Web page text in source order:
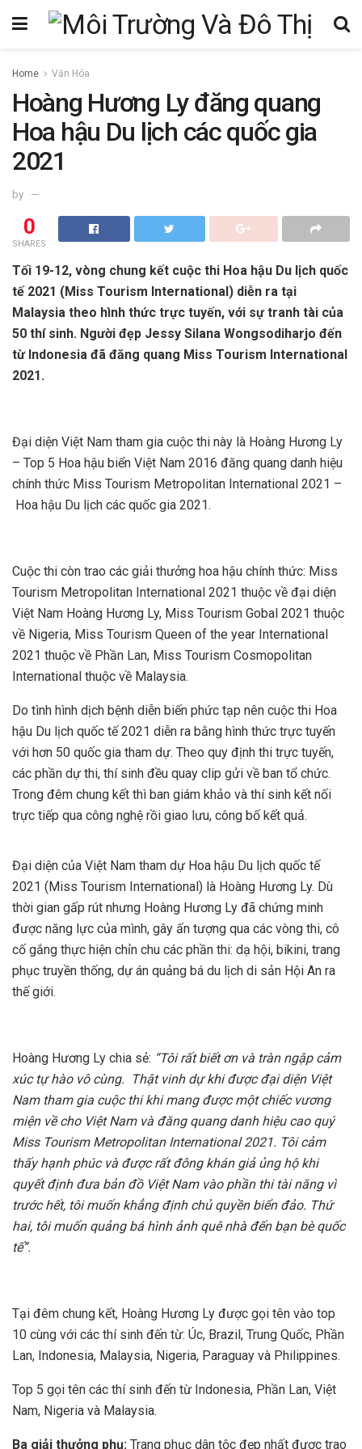
Home Văn Hóa
Hoàng Hương Ly đăng quang
Hoa hậu Du lịch các quốc gia
2021
by
0
SHARES
Tối 19-12, vòng chung kết cuộc thi Hoa hậu Du lịch quốc
tế 2021 (Miss Tourism International) diễn ra tại
Malaysia theo hình thức trực tuyến, với sự tranh tài của
50 thí sinh. Người đẹp Jessy Silana Wongsodiharjo đến
từ Indonesia đã đăng quang Miss Tourism International
2021.
Đại diện Việt Nam tham gia cuộc thi này là Hoàng Hương Ly
– Top 5 Hoa hậu biển Việt Nam 2016 đăng quang danh hiệu
chính thức Miss Tourism Metropolitan International 2021 –
Hoa hậu Du lịch các quốc gia 2021.
Cuộc thi còn trao các giải thưởng hoa hậu chính thức: Miss
Tourism Metropolitan International 2021 thuộc về đại diện
Việt Nam Hoàng Hương Ly, Miss Tourism Gobal 2021 thuộc
về Nigeria, Miss Tourism Queen of the year International
2021 thuộc về Phần Lan, Miss Tourism Cosmopolitan
International thuộc về Malaysia.
Do tình hình dịch bệnh diễn biến phức tạp nên cuộc thi Hoa
hậu Du lịch quốc tế 2021 diễn ra bằng hình thức trực tuyến
với hơn 50 quốc gia tham dự. Theo quy định thi trực tuyến,
các phần dự thi, thí sinh đều quay clip gửi về ban tổ chức.
Trong đêm chung kết thì ban giám khảo và thí sinh kết nối
trực tiếp qua công nghệ rồi giao lưu, công bố kết quả.
Đại diện của Việt Nam tham dự Hoa hậu Du lịch quốc tế
2021 (Miss Tourism International) là Hoàng Hương Ly. Dù
thời gian gấp rút nhưng Hoàng Hương Ly đã chứng minh
được năng lực của mình, gây ấn tượng qua các vòng thi, cô
cố gắng thực hiện chỉn chu các phần thi: dạ hội, bikini, trang
phục truyền thống, dự án quảng bá du lịch di sản Hội An ra
thế giới.
Hoàng Hương Ly chia sẻ: “Tôi rất biết ơn và tràn ngập cảm
xúc tự hào vô cùng. Thật vinh dự khi được đại diện Việt
Nam tham gia cuộc thi khi mang được một chiếc vương
miện về cho Việt Nam và đăng quang danh hiệu cao quý
Miss Tourism Metropolitan International 2021. Tôi cảm
thấy hạnh phúc và được rất đông khán giả ủng hộ khi
quyết định đưa bản đồ Việt Nam vào phần thi tài năng vì
trước hết, tôi muốn khẳng định chủ quyền biển đảo. Thứ
hai, tôi muốn quảng bá hình ảnh quê nhà đến bạn bè quốc
tế”.
Tại đêm chung kết, Hoàng Hương Ly được gọi tên vào top
10 cùng với các thí sinh đến từ: Úc, Brazil, Trung Quốc, Phần
Lan, Indonesia, Malaysia, Nigeria, Paraguay và Philippines.
Top 5 gọi tên các thí sinh đến từ Indonesia, Phần Lan, Việt
Nam, Nigeria và Malaysia.
Ba giải thưởng phụ: Trang phục dân tộc đẹp nhất được trao